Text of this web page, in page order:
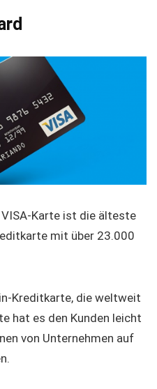
Karte ist die älteste
mit über 23.000
Kreditkarte, die weltweit
hat es den Kunden leicht
von Unternehmen auf